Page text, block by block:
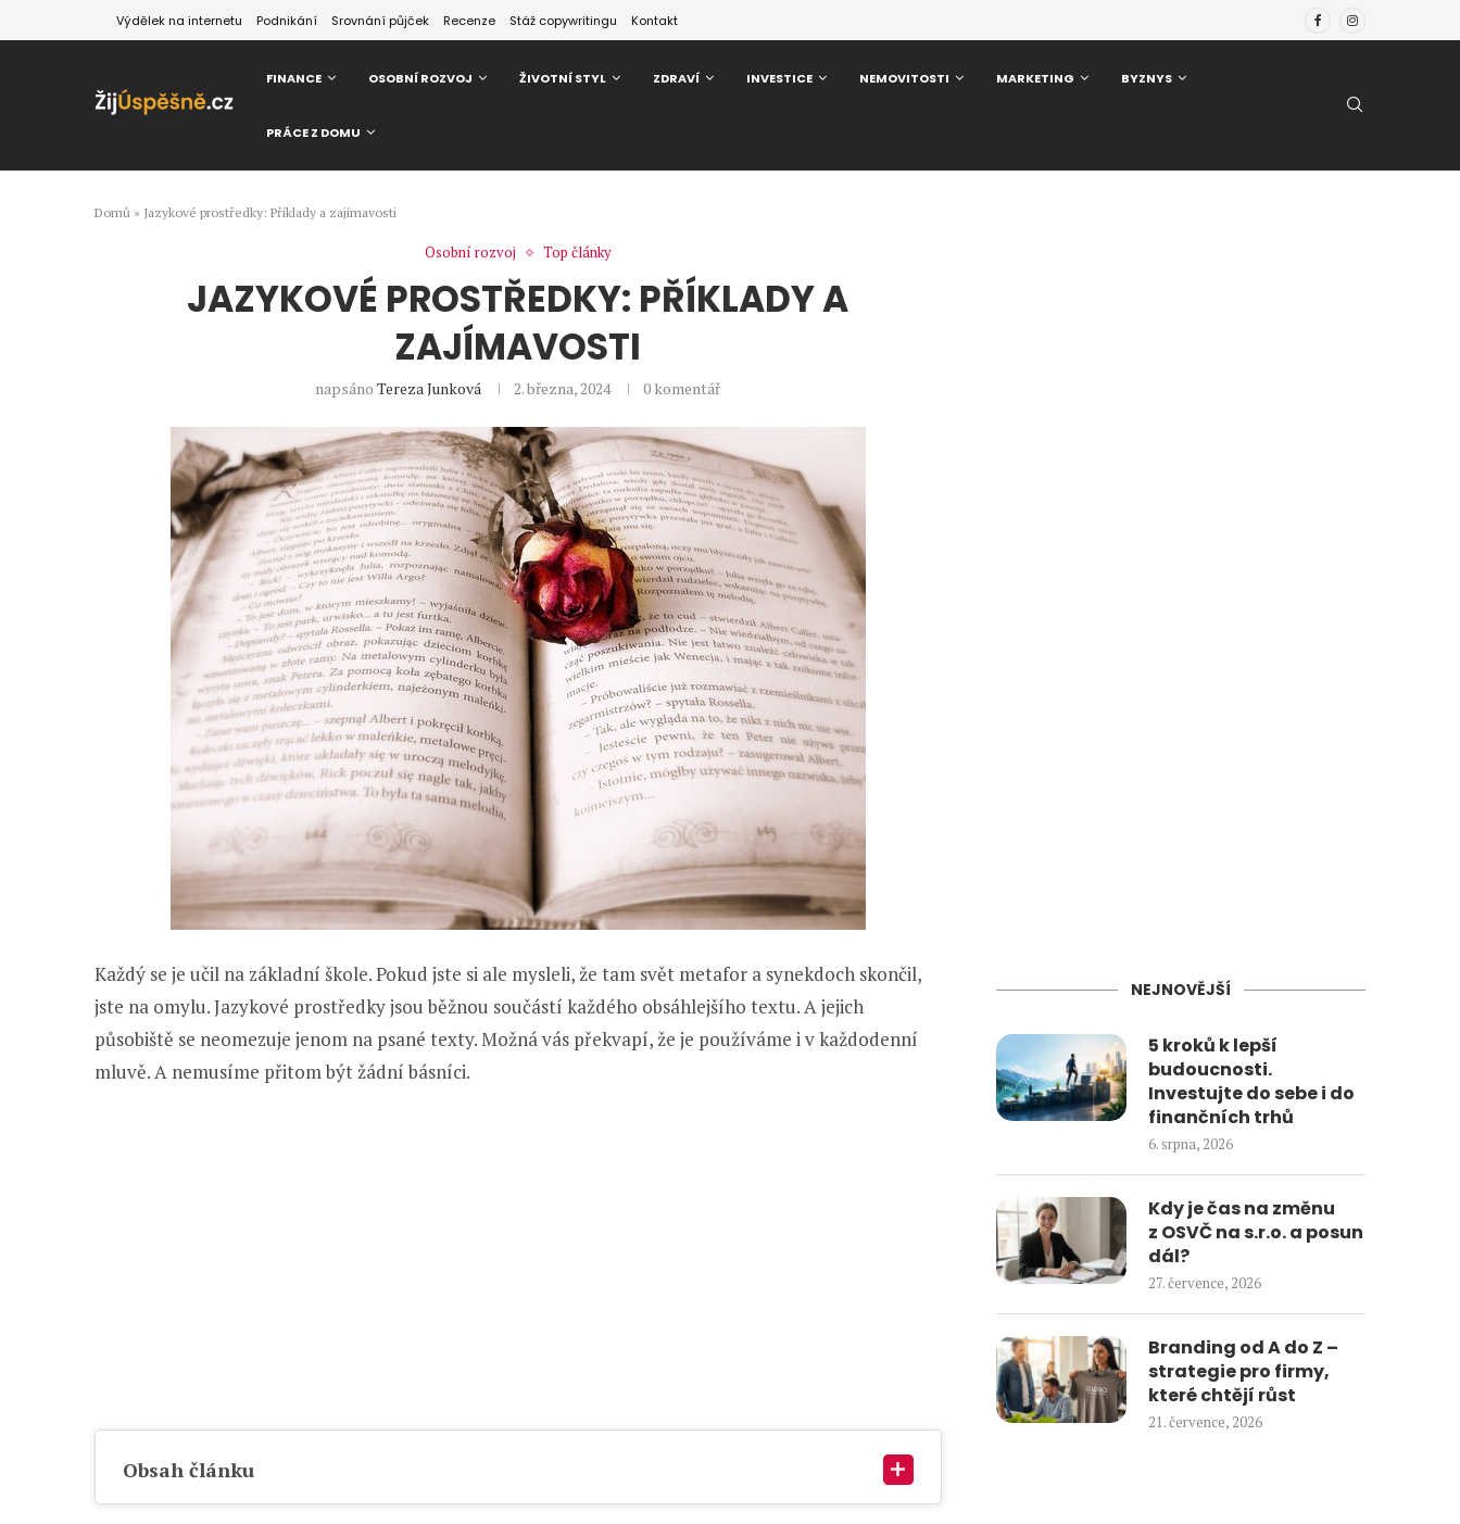
Výdělek na internetu Podnikání Srovnání půjček Recenze Stáž copywritingu Kontakt
FINANCE OSOBNÍ ROZVOJ ŽIVOTNÍ STYL ZDRAVÍ INVESTICE NEMOVITOSTI MARKETING BYZNYS
PRÁCE Z DOMU
Domů » Jazykové prostředky: Příklady a zajímavosti
Osobní rozvoj Top články
JAZYKOVÉ PROSTŘEDKY: PŘÍKLADY A
ZAJÍMAVOSTI
napsánoTereza Junková 2. března, 2024 0 komentář
Každý se je učil na základní škole. Pokud jste si ale mysleli, že tam svět metafor a synekdoch skončil,
jste na omylu. Jazykové prostředky jsou běžnou součástí každého obsáhlejšího textu. A jejich
působiště se neomezuje jenom na psané texty. Možná vás překvapí, že je používáme i v každodenní
mluvě. A nemusíme přitom být žádní básníci.
Obsah článku
NEJNOVĚJŠÍ
5 kroků k lepší
budoucnosti.
Investujte do sebe i do
finančních trhů
6. srpna, 2026
Kdy je čas na změnu
z OSVČ na s.r.o. a posun
dál?
27. července, 2026
Branding od A do Z –
strategie pro firmy,
které chtějí růst
21. července, 2026